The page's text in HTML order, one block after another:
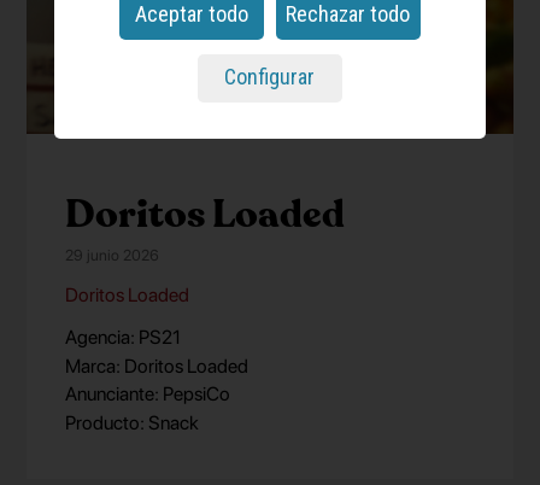
Doritos Loaded
29 junio 2026
Doritos Loaded
Agencia: PS21
Marca: Doritos Loaded
Anunciante: PepsiCo
Producto: Snack
Aceptar todo Rechazar todo
Configurar